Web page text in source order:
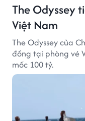
The Odyssey
Việt Nam
The Odyssey của
đồng tại phòng vé
mốc 100 tỷ.